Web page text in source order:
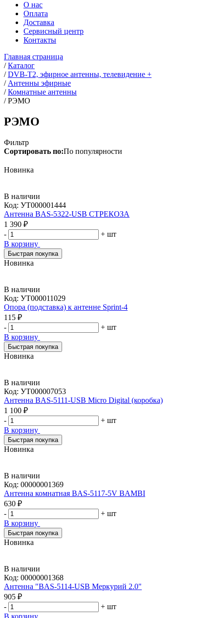
О нас
Оплата
Доставка
Сервисный центр
Контакты
Главная страница
/ Каталог
/ DVB-T2, эфирное антенны, телевидение +
/ Антенны эфирные
/ Комнатные антенны
/ РЭМО
РЭМО
Фильтр
Сортировать по:По популярности
Новинка
В наличии
Код: УТ000001444
Антенна BAS-5322-USB СТРЕКОЗА
1 390 ₽
-
+ шт
В корзину
Быстрая покупка
Новинка
В наличии
Код: УТ000011029
Опора (подставка) к антенне Sprint-4
115 ₽
-
+ шт
В корзину
Быстрая покупка
Новинка
В наличии
Код: УТ000007053
Антенна BAS-5111-USB Micro Digital (коробка)
1 100 ₽
-
+ шт
В корзину
Быстрая покупка
Новинка
В наличии
Код: 00000001369
Антенна комнатная BAS-5117-5V BAMBI
630 ₽
-
+ шт
В корзину
Быстрая покупка
Новинка
В наличии
Код: 00000001368
Антенна "BAS-5114-USB Меркурий 2.0"
905 ₽
-
+ шт
В корзину